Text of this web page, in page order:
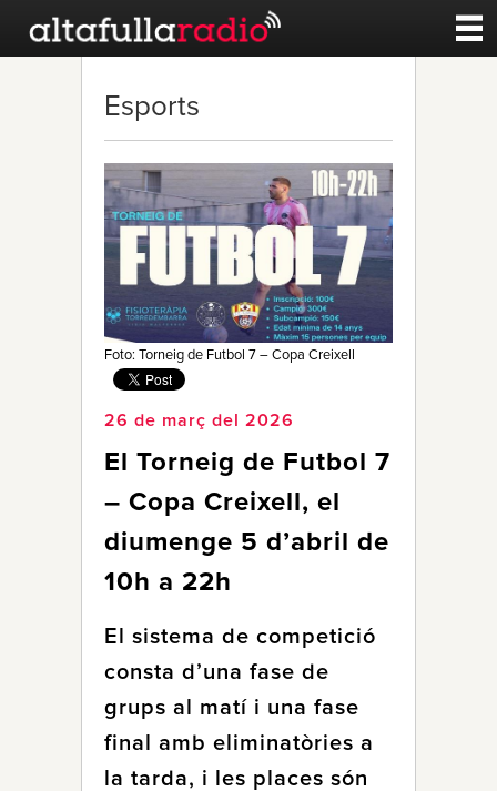
Esports
Noticies
Qui Som
Esports
Foto: Torneig de Futbol 7 – Copa Creixell
26 de març del 2026
El Torneig de Futbol 7
– Copa Creixell, el
diumenge 5 d’abril de
10h a 22h
El sistema de competició
consta d’una fase de
grups al matí i una fase
final amb eliminatòries a
la tarda, i les places són